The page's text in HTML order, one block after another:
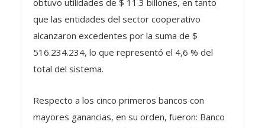
que las entidades del sector cooperativo
alcanzaron excedentes por la suma de $
516.234.234, lo que representó el 4,6 % del
total del sistema.
mayores ganancias, en su orden, fueron: Banco
de Bogotá con $2.8 billones; Bancolombia, $ 2.7